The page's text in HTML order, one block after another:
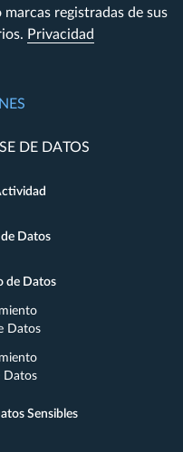
registradas de sus
Privacidad
DE DATOS
de Datos
de Datos
Datos
Datos
Sensibles